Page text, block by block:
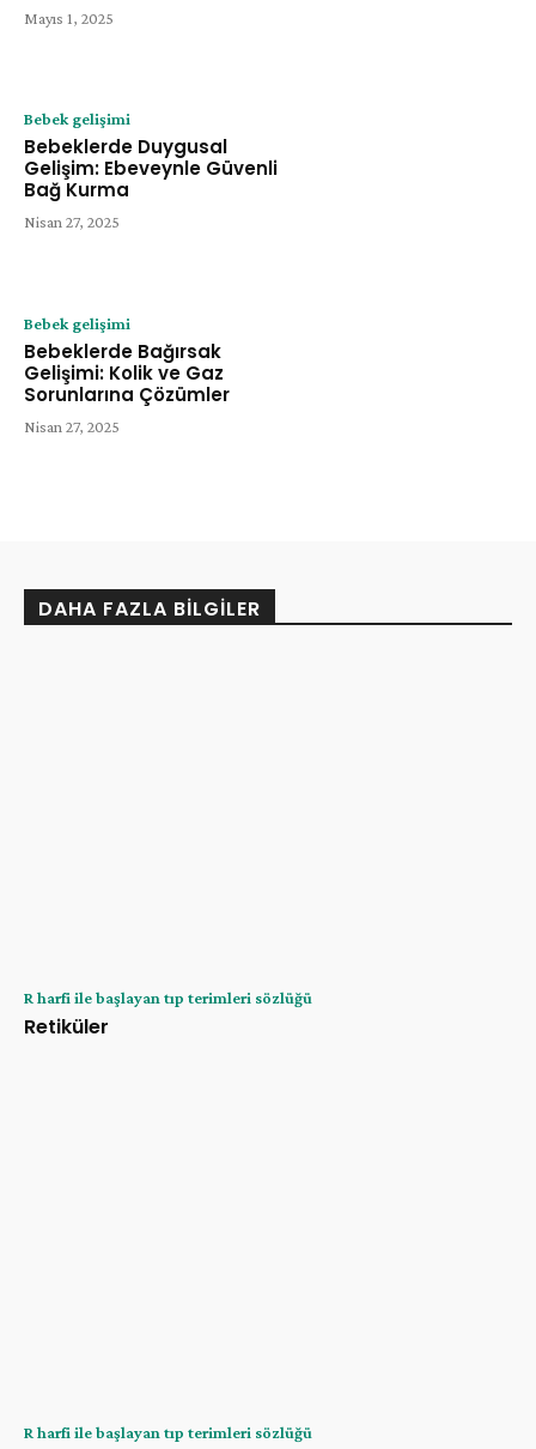
Mayıs 1, 2025
Bebek gelişimi
Bebeklerde Duygusal
Gelişim: Ebeveynle Güvenli
Bağ Kurma
Nisan 27, 2025
Bebek gelişimi
Bebeklerde Bağırsak
Gelişimi: Kolik ve Gaz
Sorunlarına Çözümler
Nisan 27, 2025
DAHA FAZLA BILGILER
R harfi ile başlayan tıp terimleri sözlüğü
Retiküler
R harfi ile başlayan tıp terimleri sözlüğü